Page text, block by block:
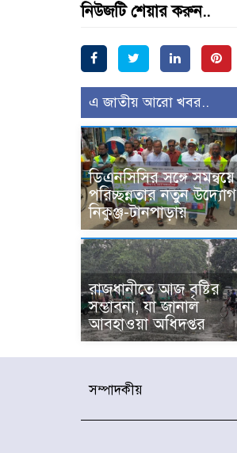
নিউজটি শেয়ার করুন..
এ জাতীয় আরো খবর..
ডিএনসিসির সঙ্গে সমন্বয়ে
পরিচ্ছন্নতার নতুন উদ্যোগ
নিকুঞ্জ-টানপাড়ায়
রাজধানীতে আজ বৃষ্টির
সম্ভাবনা, যা জানাল
আবহাওয়া অধিদপ্তর
সম্পাদকীয়